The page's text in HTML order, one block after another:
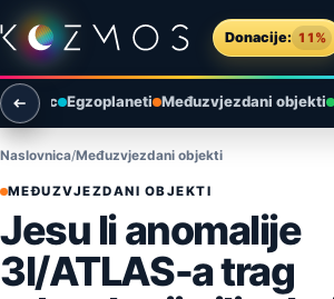
Preskoči na sadržaj
Donacije: 11%
Otvori izbornik
Otvori pretragu
Mjesec Egzoplaneti Međuzvjezdani objekti
Naslovnica Međuzvjezdani objekti
MEĐUZVJEZDANI OBJEKTI
Jesu li anomalije
3I/ATLAS-a trag